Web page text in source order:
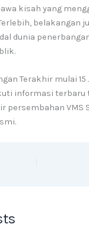
kisah yang
belakangan
dunia
Terakhir mulai 15
informasi terbaru
persembahan VMS